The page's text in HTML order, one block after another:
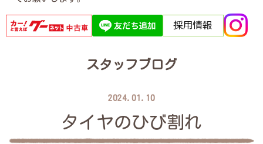
スタッフブログ
2024.01.10
タイヤのひび割れ